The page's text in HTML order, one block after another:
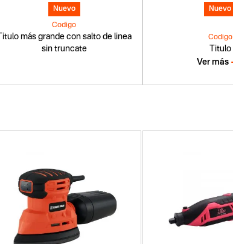
Nuevo
Titulo más grande con salto de linea
sin truncate
Codigo
Nuevo
Titulo
Codigo
Ver más